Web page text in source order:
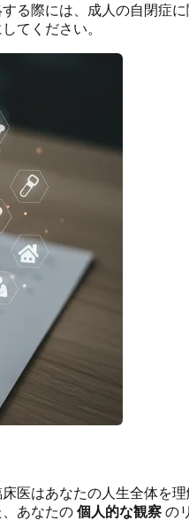
る際には、成人の自閉症
てください。
医はあなたの人生全体を
あなたの 個人的な観察 の